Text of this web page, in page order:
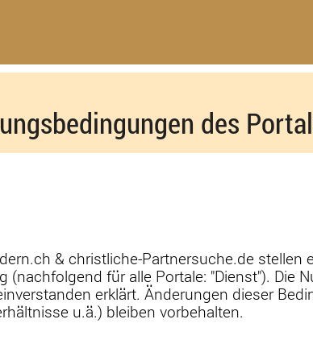
des
& christliche-Partnersuche.de stellen
für alle Portale: "Dienst"). Die
erklärt. Änderungen dieser
u.ä.) bleiben vorbehalten.